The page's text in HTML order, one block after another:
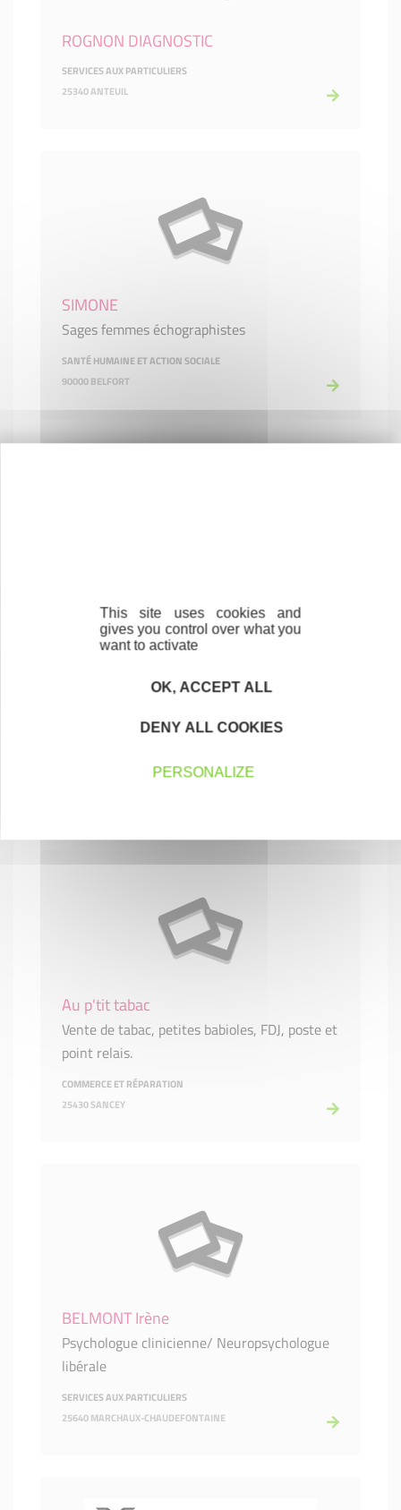
ROGNON DIAGNOSTIC
SERVICES AUX PARTICULIERS
25340 ANTEUIL
SIMONE
Sages femmes échographistes
SANTÉ HUMAINE ET ACTION SOCIALE
90000 BELFORT
Mise à disposition d'un logiciel de gestion et
étudiantes du supérieur
SERVICES AUX ENTREPRISES
Au p'tit tabac
Vente de tabac, petites babioles, FDJ, poste et
point relais.
COMMERCE ET RÉPARATION
25430 SANCEY
BELMONT Irène
Psychologue clinicienne/ Neuropsychologue
libérale
SERVICES AUX PARTICULIERS
25640 MARCHAUX-CHAUDEFONTAINE
This site uses cookies and
gives you control over what you
want to activate
OK, ACCEPT ALL
DENY ALL COOKIES
PERSONALIZE